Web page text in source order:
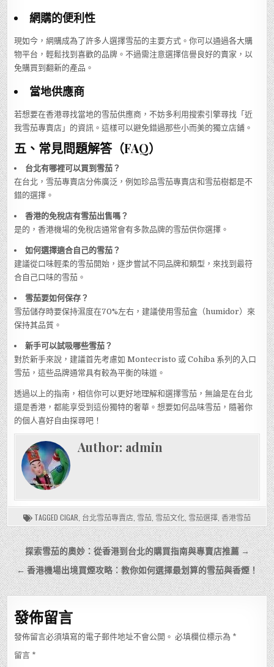
網購的便利性
現如今，網購成為了許多人選擇雪茄的主要方式。你可以通過各大購
物平台，輕鬆找到喜歡的品牌。不過需注意選擇信譽良好的賣家，以
免購買到翻新的產品。
當地供應商
若想要在香港尋找當地的雪茄供應商，不妨多利用搜索引擎尋找「近
我雪茄專賣店」的資訊。這樣可以避免錯過那些小而美的獨立店鋪。
五、常見問題解答（FAQ）
台北有哪裡可以買到雪茄？
在台北，雪茄專賣店分佈廣泛，例如珍品雪茄專賣店和雪茄樹都是不
錯的選擇。
香港的免稅店有雪茄出售嗎？
是的，香港機場的免稅店通常會有多款品牌的雪茄供你選擇。
如何選擇適合自己的雪茄？
建議從口味輕柔的雪茄開始，逐步嘗試不同品牌和類型，來找到最符
合自己口味的雪茄。
雪茄要如何保存？
雪茄儲存時要保持濕度在70%左右，建議使用雪茄盒（humidor）來
保持其品質。
新手可以試吸哪些雪茄？
對於新手來說，建議首先考慮如 Montecristo 或 Cohiba 系列的入口
雪茄，這些品牌通常具有較為平衡的味道。
透過以上的指南，相信你可以更好地理解和選擇雪茄，無論是在台北
還是香港，都能享受到這份獨特的奢華。想要如何品味雪茄，隨著你
的個人喜好自由探尋吧！
Author: admin
TAGGED CIGAR, 台北雪茄專賣店, 雪茄, 雪茄文化, 雪茄選擇, 香港雪茄
文
章
導
覽
探索雪茄的奧妙：從香港到台北的購買指南與專賣店推薦 →
← 香港機場出境買煙攻略：教你如何選擇最划算的雪茄與香煙！
發佈留言
發佈留言必須填寫的電子郵件地址不會公開。 必填欄位標示為 *
留言 *